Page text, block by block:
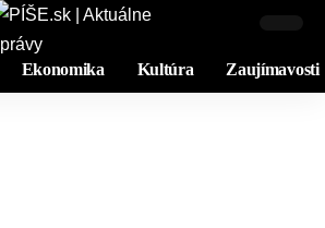
Ekonomika Kultúra Zaujímavosti